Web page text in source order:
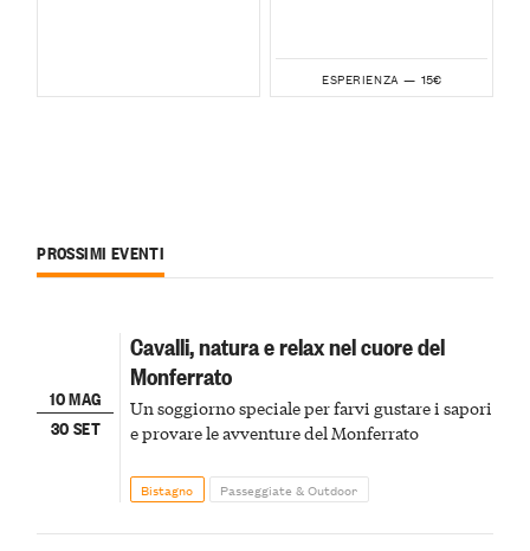
ESPERIENZA — 15€
PROSSIMI EVENTI
10 MAG
30 SET
Cavalli, natura e relax nel cuore del
Monferrato
Un soggiorno speciale per farvi gustare i sapori
e provare le avventure del Monferrato
Bistagno Passeggiate & Outdoor